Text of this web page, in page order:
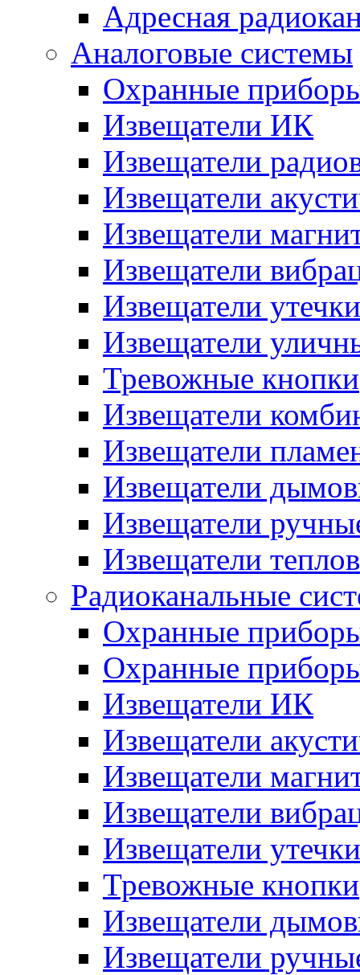
Адресная
Аналоговые системы
Охранные
Извещатели ИК
Извещатели
Извещатели
Извещатели
Извещатели
Извещатели утечки
Извещатели
Тревожные кнопки
Извещатели
Извещатели
Извещатели
Извещатели
Извещатели
Радиоканальные
Охранные
Охранные
Извещатели ИК
Извещатели
Извещатели
Извещатели
Извещатели утечки
Тревожные кнопки
Извещатели
Извещатели